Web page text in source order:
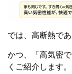
では、高断熱で
かつ、「高気密
くご紹介します。